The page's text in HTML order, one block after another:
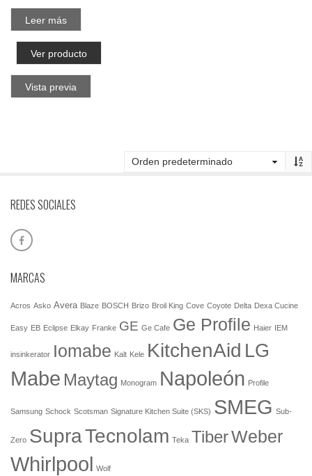
Leer más
Ver producto
Vista previa
REDES SOCIALES
MARCAS
Acros Asko Avera Blaze BOSCH Brizo Broil King Cove Coyote Delta Dexa Cucine
Easy EB Eclipse Elkay Franke GE Ge Cafe Ge Profile Haier IEM
insinkerator Iomabe Kalt Kele KitchenAid LG
Mabe Maytag Monogram Napoleón Profile
Samsung Schock Scotsman Signature Kitchen Suite (SKS) SMEG Sub-
Zero SupraTecnolam Teka TiberWeber
Whirlpool Wolf